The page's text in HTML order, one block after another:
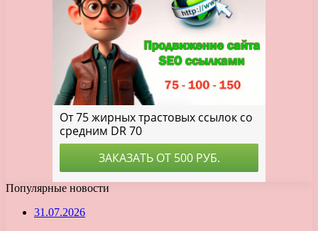
Популярные новости
31.07.2026